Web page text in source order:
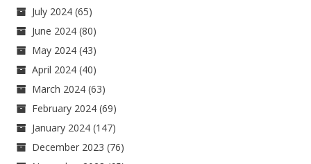
July 2024 (65)
June 2024 (80)
May 2024 (43)
April 2024 (40)
March 2024 (63)
February 2024 (69)
January 2024 (147)
December 2023 (76)